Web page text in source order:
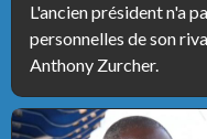
L'ancien président n'a
personnelles de son
Anthony Zurcher.